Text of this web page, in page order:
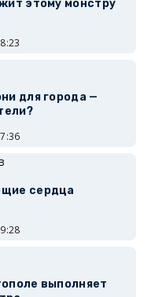
этому монстру
для города —
сердца
выполняет